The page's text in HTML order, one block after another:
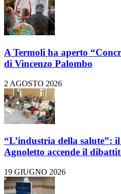
A Termoli ha aperto
di Vincenzo Palombo
2 AGOSTO 2026
“L’industria della salute”:
Agnoletto accende il
19 GIUGNO 2026